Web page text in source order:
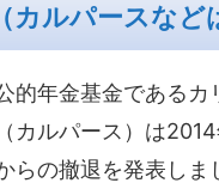
カルパースなど
的年金基金であるカ
カルパース）は
らの撤退を発表しま